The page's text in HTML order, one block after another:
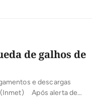
de galhos de
e descargas
(Inmet) Após alerta de